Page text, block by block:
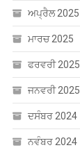
ਅਪ੍ਰੈਲ 2025
ਮਾਰਚ 2025
ਫਰਵਰੀ 2025
ਜਨਵਰੀ 2025
ਦਸੰਬਰ 2024
ਨਵੰਬਰ 2024